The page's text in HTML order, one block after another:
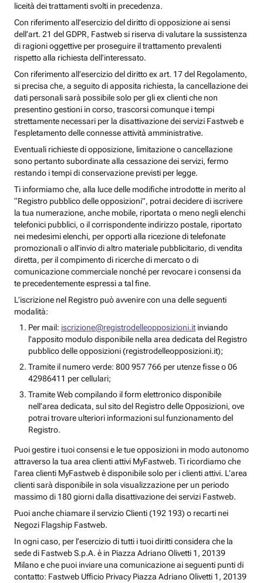
liceità dei trattamenti svolti in precedenza.
Con riferimento all’esercizio del diritto di opposizione ai sensi
dell’art. 21 del GDPR, Fastweb si riserva di valutare la sussistenza
di ragioni oggettive per proseguire il trattamento prevalenti
rispetto alla richiesta dell’interessato.
Con riferimento all’esercizio del diritto ex art. 17 del Regolamento,
si precisa che, a seguito di apposita richiesta, la cancellazione dei
dati personali sarà possibile solo per gli ex clienti che non
presentino gestioni in corso, trascorsi comunque i tempi
strettamente necessari per la disattivazione dei servizi Fastweb e
l’espletamento delle connesse attività amministrative.
Eventuali richieste di opposizione, limitazione o cancellazione
sono pertanto subordinate alla cessazione dei servizi, fermo
restando i tempi di conservazione previsti per legge.
Ti informiamo che, alla luce delle modifiche introdotte in merito al
“Registro pubblico delle opposizioni”, potrai decidere di iscrivere
la tua numerazione, anche mobile, riportata o meno negli elenchi
telefonici pubblici, o il corrispondente indirizzo postale, riportato
nei medesimi elenchi, per opporti alla ricezione di telefonate
promozionali o all’invio di altro materiale pubblicitario, di vendita
diretta, per il compimento di ricerche di mercato o di
comunicazione commerciale nonché per revocare i consensi da
te precedentemente espressi a tal fine.
L’iscrizione nel Registro può avvenire con una delle seguenti
modalità:
Per mail: iscrizione@registrodelleopposizioni.it inviando
l’apposito modulo disponibile nella area dedicata del Registro
pubblico delle opposizioni (registrodelleopposizioni.it);
Tramite il numero verde: 800 957 766 per utenze fisse o 06
42986411 per cellulari;
Tramite Web compilando il form elettronico disponibile
nell’area dedicata, sul sito del Registro delle Opposizioni, ove
potrai trovare ulteriori informazioni sul funzionamento del
Registro.
Puoi gestire i tuoi consensi e le tue opposizioni in modo autonomo
attraverso la tua area clienti attivi MyFastweb. Ti ricordiamo che
l’area clienti MyFastweb è disponibile solo per i clienti attivi. L’area
clienti sarà disponibile in sola visualizzazione per un periodo
massimo di 180 giorni dalla disattivazione dei servizi Fastweb.
Puoi anche chiamare il servizio Clienti (192 193) o recarti nei
Negozi Flagship Fastweb.
In ogni caso, per l’esercizio di tutti i tuoi diritti considera che la
sede di Fastweb S.p.A. è in Piazza Adriano Olivetti 1, 20139
Milano e che puoi inviare una comunicazione ai seguenti punti di
contatto: Fastweb Ufficio Privacy Piazza Adriano Olivetti 1, 20139